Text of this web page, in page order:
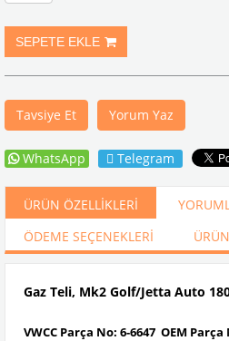
Tavsiye Et Yorum Yaz
WhatsApp Telegram
ÜRÜN ÖZELLIKLERI
ÖDEME SEÇENEKLERI
Gaz Teli, Mk2 Golf/Jetta Auto
VWCC Parça No: 6-6647 OEM Parça